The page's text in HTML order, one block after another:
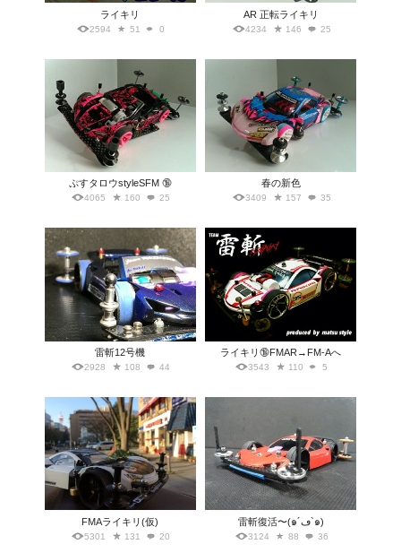
ライキリ
2594 51 0
AR 正転ライキリ
4234 146 25
ぷすタロウstyleSFM 🔞
4065 160 25
春の新色
3409 157 35
雷斬12号機
2928 108 44
ライキリ🔞FMAR→FM-Aへ
3543 110 5
FMAライキリ(仮)
5301 131 20
雷斬復活〜(๑´ڡ`๑)
3124 88 36